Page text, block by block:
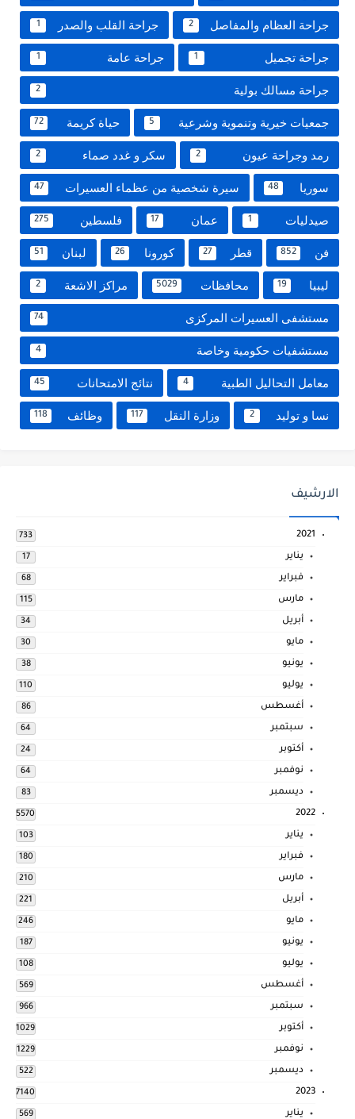
جراحة العظام والمفاصل 2 جراحة القلب والصدر 1
جراحة تجميل 1 جراحة عامة 1
جراحة مسالك بولية 2
جمعيات خيرية وتنموية وشرعية 5 حياة كريمة 72
رمد وجراحة عيون 2 سكر و غدد صماء 2
سوريا 48 سيرة شخصية من عظماء العسيرات 47
صيدليات 1 عمان 17 فلسطين 275
فن 852 قطر 27 كورونا 26 لبنان 51
ليبيا 19 محافظات 5029 مراكز الاشعة 2
مستشفى العسيرات المركزى 74
مستشفيات حكومية وخاصة 4
معامل التحاليل الطبية 4 نتائج الامتحانات 45
نسا و توليد 2 وزارة النقل 117 وظائف 118
الارشيف
2021
733
يناير 17
فبراير 68
مارس 115
أبريل 34
مايو 30
يونيو 38
يوليو 110
أغسطس 86
سبتمبر 64
أكتوبر 24
نوفمبر 64
ديسمبر 83
2022
5570
يناير 103
فبراير 180
مارس 210
أبريل 221
مايو 246
يونيو 187
يوليو 108
أغسطس 569
سبتمبر 966
أكتوبر 1029
نوفمبر 1229
ديسمبر 522
2023
7140
يناير 569